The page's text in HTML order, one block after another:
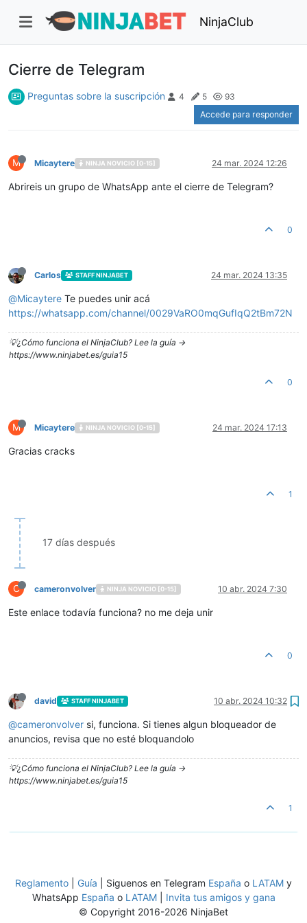
NinjaClub
Cierre de Telegram
Preguntas sobre la suscripción 4 5
93
Accede para responder
M Micaytere NINJA NOVICIO [0-15] 24 mar. 2024 12:26
Abrireis un grupo de WhatsApp ante el cierre de Telegram?
0
Carlos STAFF NINJABET 24 mar. 2024 13:35
@Micaytere Te puedes unir acá
https://whatsapp.com/channel/0029VaRO0mqGufIqQ2tBm72N
💡¿Cómo funciona el NinjaClub? Lee la guía ->
https://www.ninjabet.es/guia15
0
M Micaytere NINJA NOVICIO [0-15] 24 mar. 2024 17:13
Gracias cracks
1
17 días después
C cameronvolver NINJA NOVICIO [0-15] 10 abr. 2024 7:30
Este enlace todavía funciona? no me deja unir
0
david STAFF NINJABET 10 abr. 2024 10:32
@cameronvolver si, funciona. Si tienes algun bloqueador de
anuncios, revisa que no esté bloquandolo
💡¿Cómo funciona el NinjaClub? Lee la guía ->
https://www.ninjabet.es/guia15
1
Reglamento Guía | Siguenos en Telegram España o LATAM y
WhatsApp España o LATAM| Invita tus amigos y gana
© Copyright 2016-2026 NinjaBet